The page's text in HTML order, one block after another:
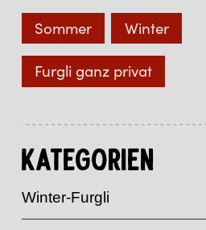
Sommer Winter
Furgli ganz privat
Kategorien
Winter-Furgli